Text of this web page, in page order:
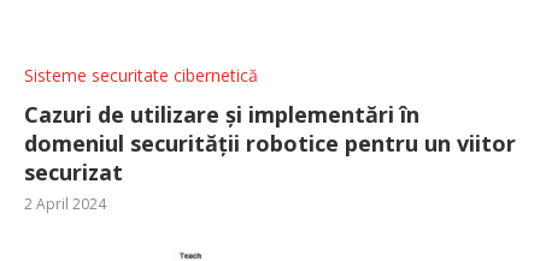
Sisteme securitate cibernetică
Cazuri de utilizare și implementări în
domeniul securității robotice pentru un viitor
securizat
2 April 2024